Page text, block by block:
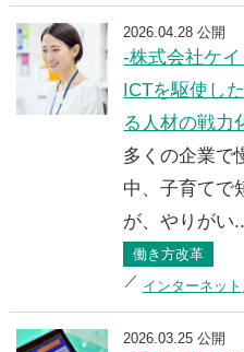
2026.04.28 公開
-株式会社ケ
ICTを駆使し
る人材の戦力
多くの企業で
中、子育てで
が、やりがい
働き方改革
インターネット
2026.03.25 公開